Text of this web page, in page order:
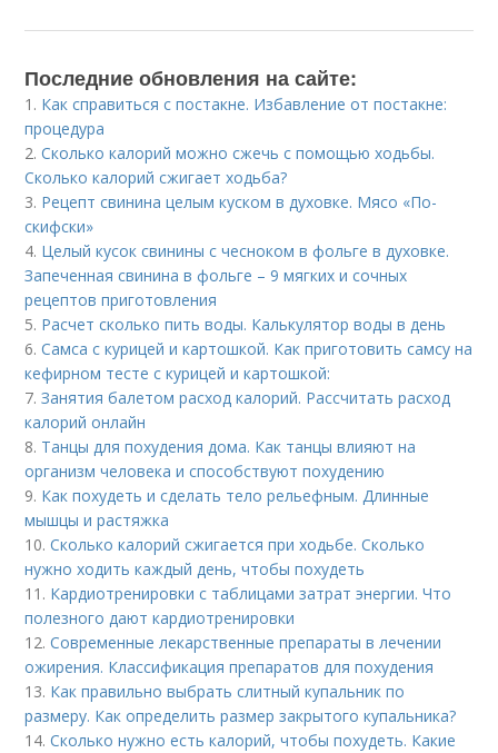
Последние обновления на сайте:
1. Как справиться с постакне. Избавление от постакне:
процедура
2.Сколько калорий можно сжечь с помощью ходьбы.
Сколько калорий сжигает ходьба?
3. Рецепт свинина целым куском в духовке. Мясо «По-
скифски»
4. Целый кусок свинины с чесноком в фольге в духовке.
Запеченная свинина в фольге – 9 мягких и сочных
рецептов приготовления
5. Расчет сколько пить воды. Калькулятор воды в день
6.Самса с курицей и картошкой. Как приготовить самсу на
кефирном тесте с курицей и картошкой:
7.Занятия балетом расход калорий. Рассчитать расход
калорий онлайн
8. Танцы для похудения дома. Как танцы влияют на
организм человека и способствуют похудению
9. Как похудеть и сделать тело рельефным. Длинные
мышцы и растяжка
10.Сколько калорий сжигается при ходьбе. Сколько
нужно ходить каждый день, чтобы похудеть
11. Кардиотренировки с таблицами затрат энергии. Что
полезного дают кардиотренировки
12.Современные лекарственные препараты в лечении
ожирения. Классификация препаратов для похудения
13. Как правильно выбрать слитный купальник по
размеру. Как определить размер закрытого купальника?
14.Сколько нужно есть калорий, чтобы похудеть. Какие